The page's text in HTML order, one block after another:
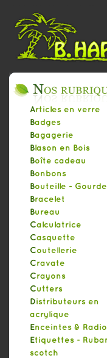
Articles en verre
Badges
Bagagerie
Blason en Bois
Boîte cadeau
Bonbons
Bouteille - Gourde
Bracelet
Bureau
Calculatrice
Casquette
Coutellerie
Cravate
Crayons
Cutters
Distributeurs en
acrylique
Enceintes & Radio
Etiquettes - Ruban de
scotch